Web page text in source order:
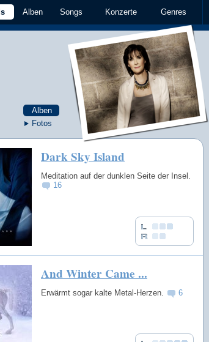
Alben Songs Konzerte Genres
Alben
Fotos
Dark Sky Island
Meditation auf der dunklen Seite der Insel.
16
And Winter Came ...
Erwärmt sogar kalte Metal-Herzen. 6